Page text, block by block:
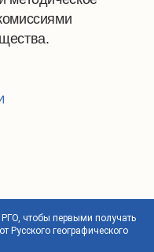
чтобы первыми получать
Русского географического